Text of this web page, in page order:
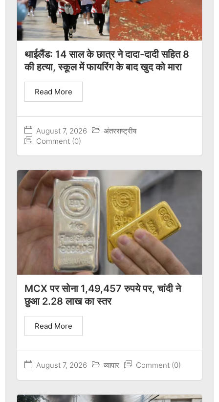
थाईलैंड: 14 साल के छात्र ने दादा-दादी सहित 8
की हत्या, स्कूल में फायरिंग के बाद खुद को मारा
August 7, 2026
अंतरराष्ट्रीय
Comment (0)
Read More
MCX पर सोना 1,49,457 रुपये पर, चांदी ने
छुआ 2.28 लाख का स्तर
August 7, 2026 व्यापार Comment (0)
Read More